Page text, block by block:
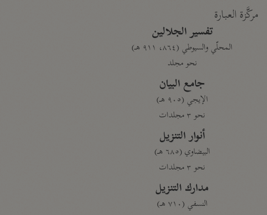
مركَّزة العبارة
تفسير الجلالين
المحلّي والسيوطي (٨٦٤، ٩١١ هـ)
نحو مجلد
جامع البيان
الإيجي (٩٠٥ هـ)
نحو ٣ مجلدات
أنوار التنزيل
البيضاوي (٦٨٥ هـ)
نحو ٣ مجلدات
مدارك التنزيل
النسفي (٧١٠ هـ)